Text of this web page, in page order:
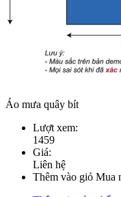
Áo mưa quây bít
Lượt xem:
1459
Giá:
Liên hệ
Thêm vào giỏ Mua